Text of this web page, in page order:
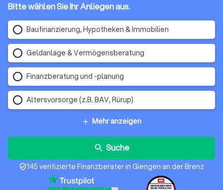
Bitte wählen Sie Ihr Anliegen aus.
Baufinanzierung, Hypotheken & Immobilien
Geldanlage & Vermögensberatung
Finanzberatung und -planung
Altersvorsorge (z.B. BAV, Rürup)
add Mehr anzeigen
search Suche
verified_user145 verifizierte Finanzberater in Giengen an der Brenz